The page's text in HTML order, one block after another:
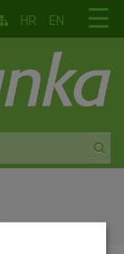
☰
HR EN